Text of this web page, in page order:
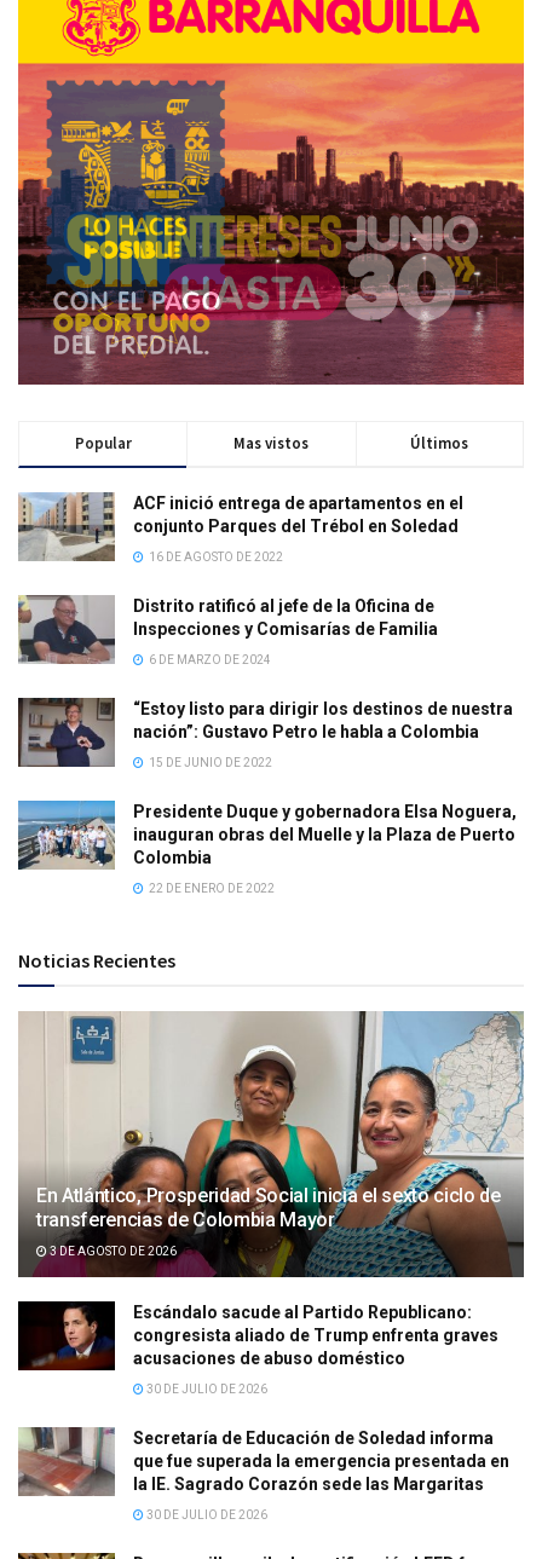
Popular Mas vistos Últimos
ACF inició entrega de apartamentos en el
conjunto Parques del Trébol en Soledad
16 DE AGOSTO DE 2022
Distrito ratificó al jefe de la Oficina de
Inspecciones y Comisarías de Familia
6 DE MARZO DE 2024
“Estoy listo para dirigir los destinos de nuestra
nación”: Gustavo Petro le habla a Colombia
15 DE JUNIO DE 2022
Presidente Duque y gobernadora Elsa Noguera,
inauguran obras del Muelle y la Plaza de Puerto
Colombia
22 DE ENERO DE 2022
Noticias Recientes
En Atlántico, Prosperidad Social inicia el sexto ciclo de
transferencias de Colombia Mayor
3 DE AGOSTO DE 2026
Escándalo sacude al Partido Republicano:
congresista aliado de Trump enfrenta graves
acusaciones de abuso doméstico
30 DE JULIO DE 2026
Secretaría de Educación de Soledad informa
que fue superada la emergencia presentada en
la IE. Sagrado Corazón sede las Margaritas
30 DE JULIO DE 2026